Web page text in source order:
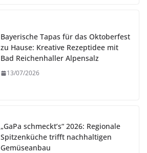
Bayerische Tapas für das Oktoberfest
zu Hause: Kreative Rezeptidee mit
Bad Reichenhaller Alpensalz
13/07/2026
„GaPa schmeckt’s“ 2026: Regionale
Spitzenküche trifft nachhaltigen
Gemüseanbau